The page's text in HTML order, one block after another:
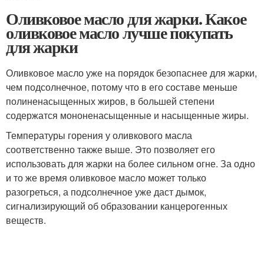
Оливковое масло для жарки. Какое
оливковое масло лучше покупать
для жарки
Оливковое масло уже на порядок безопаснее для жарки,
чем подсолнечное, потому что в его составе меньше
полиненасыщенных жиров, в большей степени
содержатся мононенасыщенные и насыщенные жиры.
Температуры горения у оливкового масла
соответственно также выше. Это позволяет его
использовать для жарки на более сильном огне. За одно
и то же время оливковое масло может только
разогреться, а подсолнечное уже даст дымок,
сигнализирующий об образовании канцерогенных
веществ.